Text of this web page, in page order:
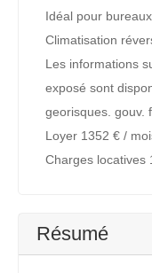
Idéal pour
Climatisation
Les informations
exposé sont
georisques. gouv.
Loyer 1352 € /
Charges locatives
Résumé